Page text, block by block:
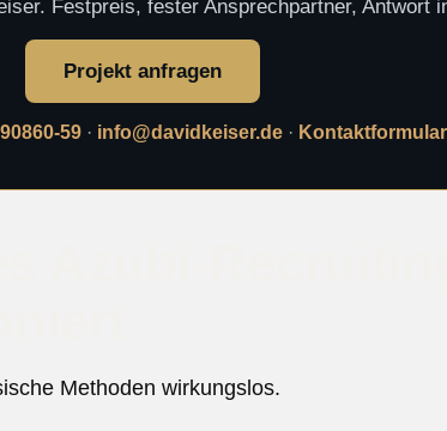
Festpreis, fester Ansprechpartner, Antwort
Projekt anfragen
59 · info@davidkeiser.de · Kontaktformular
Methoden wirkungslos.